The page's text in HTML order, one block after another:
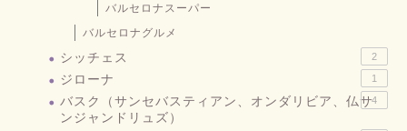
バルセロナスーパー
バルセロナグルメ
シッチェス 2
ジローナ 1
バスク（サンセバスティアン、オンダリビア、仏サ
ンジャンドリュズ）
4